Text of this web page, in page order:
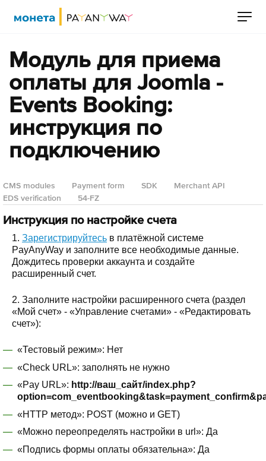
Модуль для приема
оплаты для Joomla -
Events Booking:
инструкция по
подключению
CMS modules Payment form SDK
Merchant API
EDS verification
54-FZ
Инструкция по настройке счета
1. Зарегистрируйтесь в платёжной системе
PayAnyWay и заполните все необходимые данные.
Дождитесь проверки аккаунта и создайте
расширенный счет.
2. Заполните настройки расширенного счета (раздел
«Мой счет» - «Управление счетами» - «Редактировать
счет»):
«Тестовый режим»: Нет
«Check URL»: заполнять не нужно
«Pay URL»: http://ваш_сайт/index.php?
«HTTP метод»: POST (можно и GET)
«Можно переопределять настройки в url»: Да
«Подпись формы оплаты обязательна»: Да